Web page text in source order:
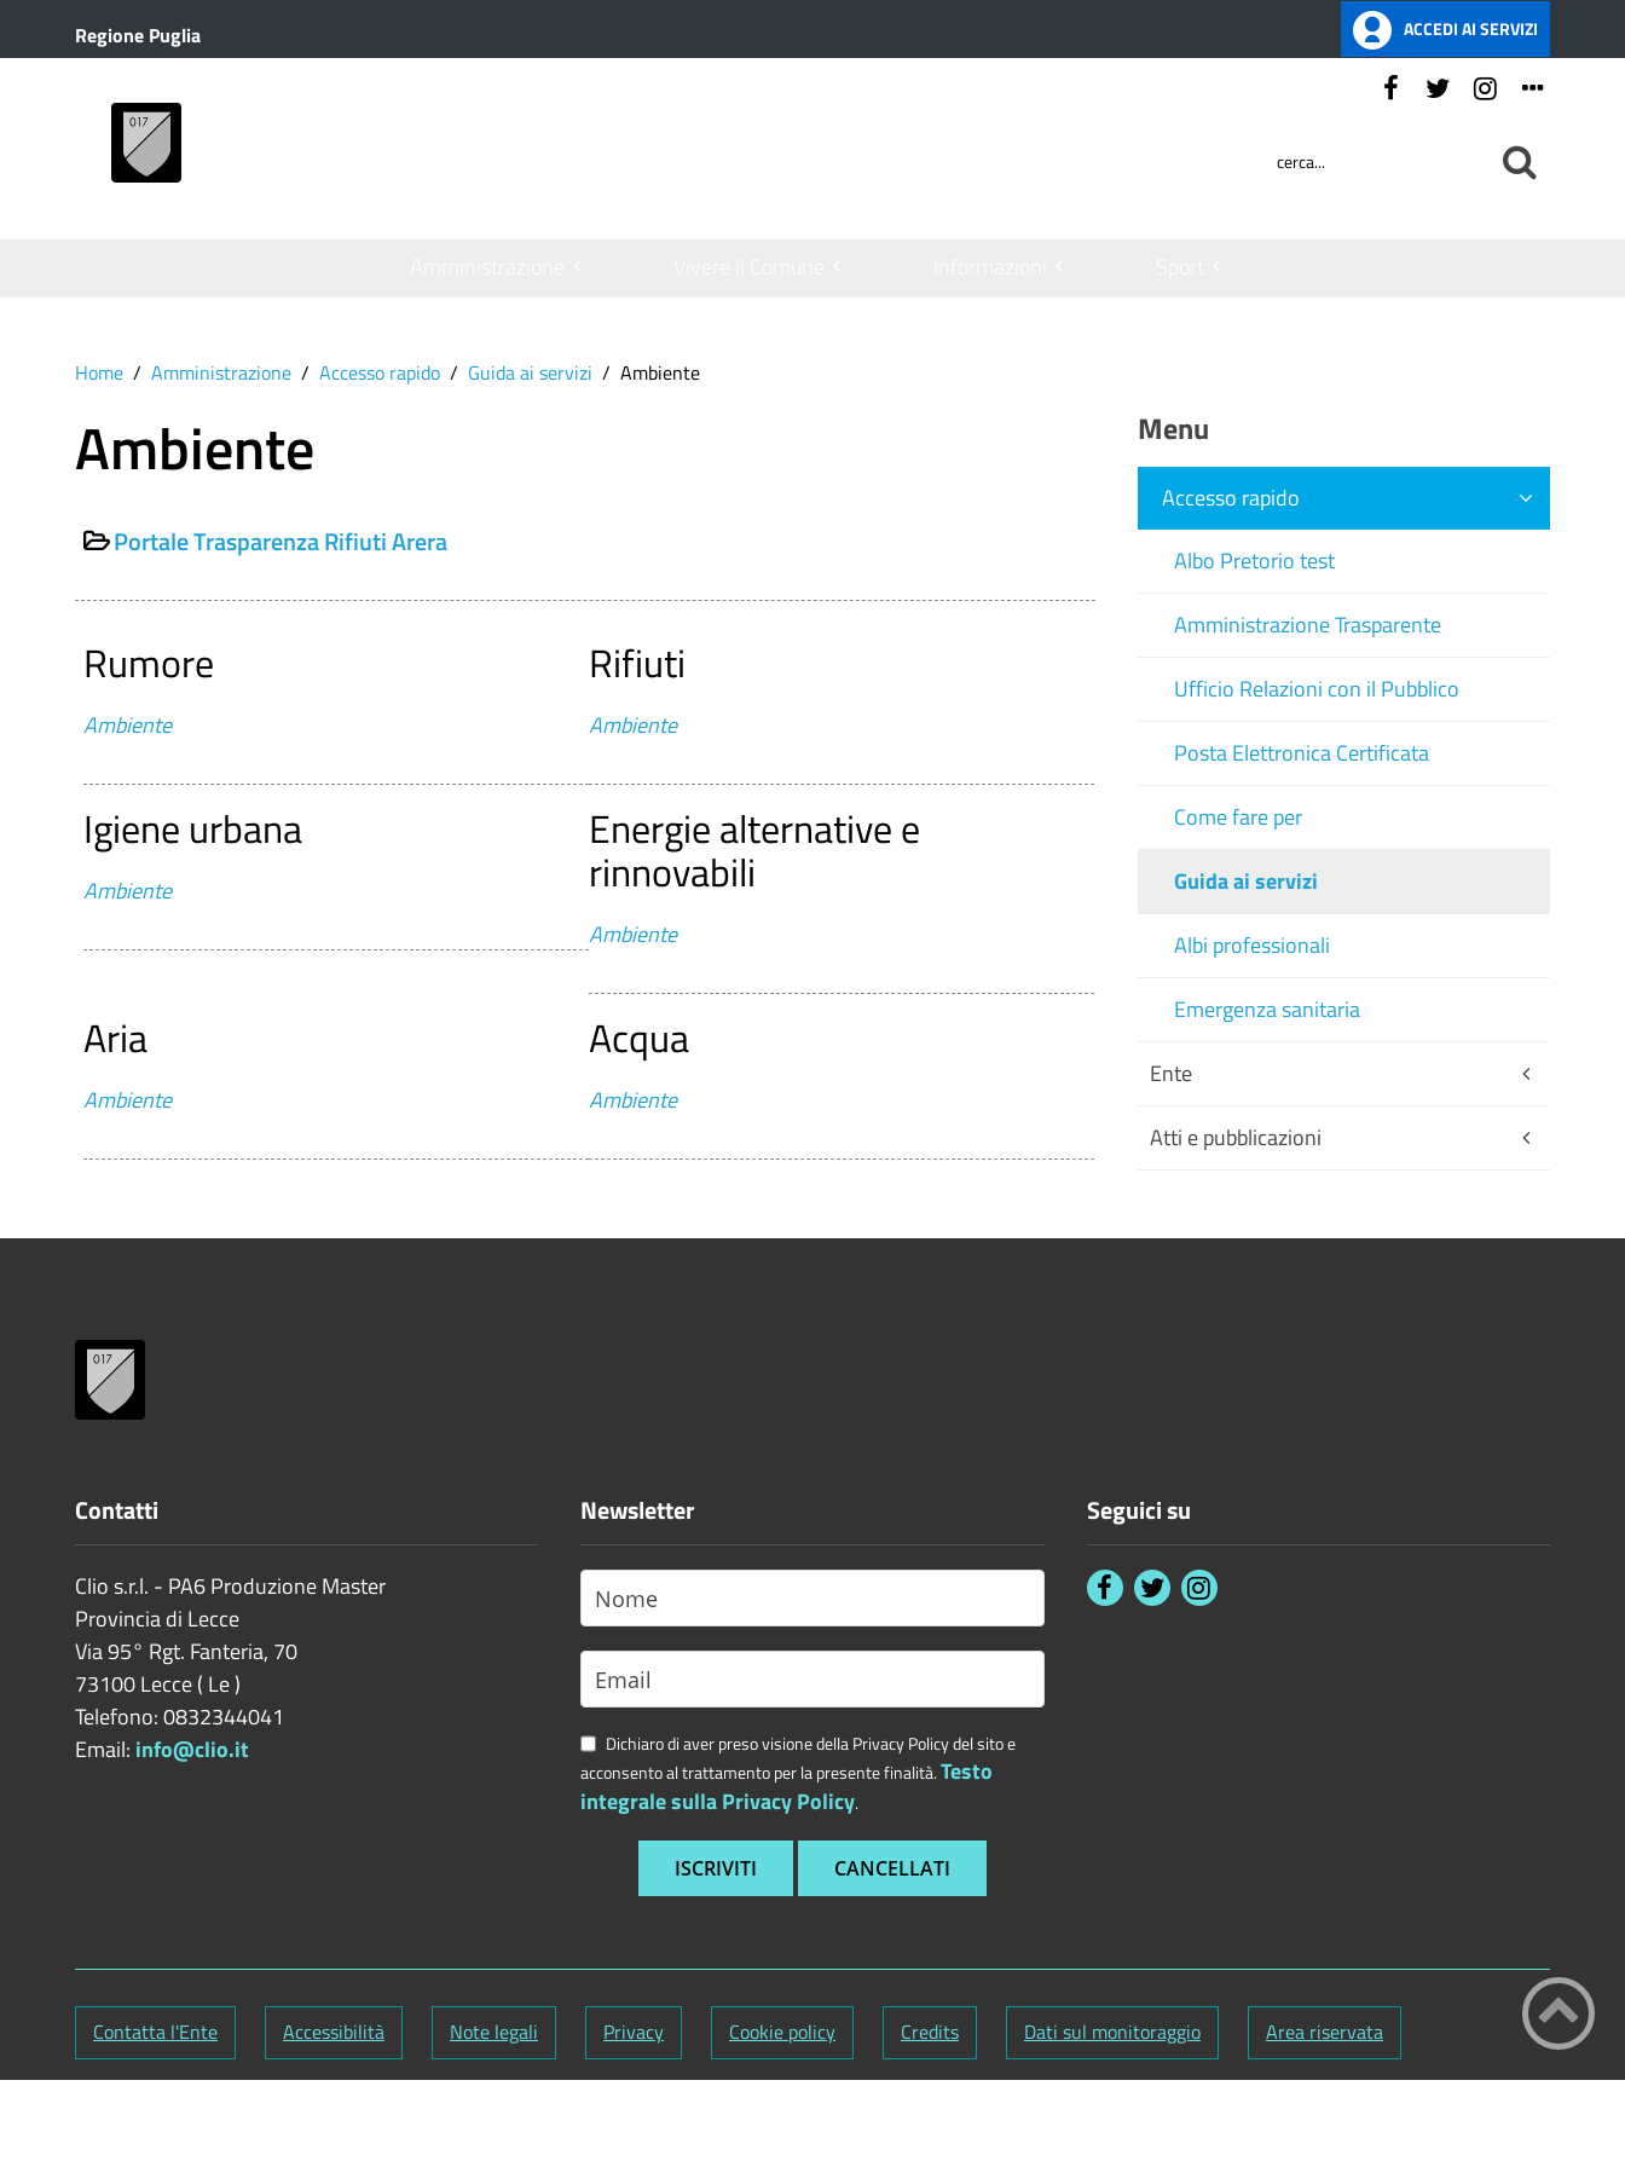
Regione Puglia ACCEDI AI SERVIZI
Home Amministrazione Accesso rapido Guida ai servizi Ambiente
Ambiente
Portale Trasparenza Rifiuti Arera
Rumore
Ambiente
Rifiuti
Ambiente
Igiene urbana
Ambiente
Energie alternative e
rinnovabili
Ambiente
Aria
Ambiente
Acqua
Ambiente
Menu
Accesso rapido
Albo Pretorio test
Amministrazione Trasparente
Ufficio Relazioni con il Pubblico
Posta Elettronica Certificata
Come fare per
Guida ai servizi
Albi professionali
Emergenza sanitaria
Ente
Atti e pubblicazioni
Contatti
Clio s.r.l. - PA6 Produzione Master
Provincia di Lecce
Via 95° Rgt. Fanteria, 70
73100Lecce( Le)
Telefono: 0832344041
Email: info@clio.it
Newsletter
Dichiaro di aver preso visione della Privacy Policy del sito e
acconsento al trattamento per la presente finalità.Testo
integrale sulla Privacy Policy.
Seguici su
Contatta l'Ente Accessibilità Note legali Privacy Cookie policy Credits Dati sul monitoraggio Area riservata